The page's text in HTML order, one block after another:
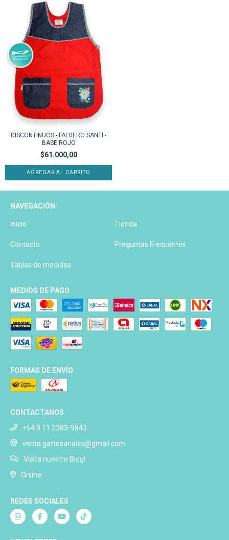
DISCONTINUOS - FALDERO SANTI -
BASE ROJO
$61.000,00
AGREGAR AL CARRITO
NAVEGACIÓN
Inicio Tienda
Contacto Preguntas Frecuentes
Tablas de medidas
MEDIOS DE PAGO
FORMAS DE ENVÍO
CONTACTANOS
+54 9 11 2383-9843
venta.gartesanales@gmail.com
Visita nuestro Blog!
Online
REDES SOCIALES